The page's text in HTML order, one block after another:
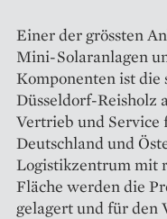
Einer der grössten
Mini-Solaranlagen
Komponenten ist die
Düsseldorf-Reisholz
Vertrieb und Service
Deutschland und
Logistikzentrum mit
Fläche werden die
gelagert und für den